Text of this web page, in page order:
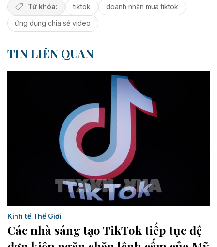
Từ khóa: tiktok
doanh nhân mua tiktok
ứng dụng chia sẻ video
TIN LIÊN QUAN
Kinh tế Thế Giới
Các nhà sáng tạo TikTok tiếp tục đệ